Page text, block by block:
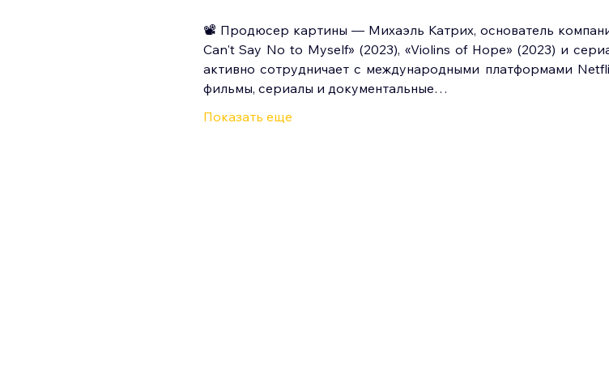
📽️ Продюсер картины — Михаэль Катрих, основатель
Can't Say No to Myself» (2023), «Violins of Hope» (2023) и
активно сотрудничает с международными платформами
фильмы, сериалы и документальные…
Показать еще